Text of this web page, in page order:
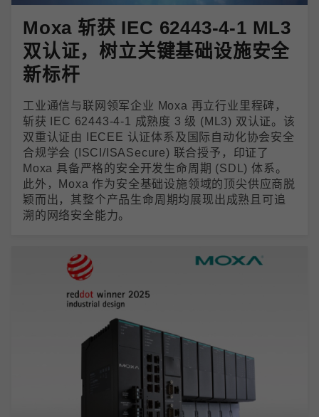
Moxa 斩获 IEC 62443-4-1 ML3
双认证，树立关键基础设施安全
新标杆
工业通信与联网领军企业 Moxa 再立行业里程碑，
斩获 IEC 62443-4-1 成熟度 3 级 (ML3) 双认证。该
双重认证由 IECEE 认证体系及国际自动化协会安全
合规学会 (ISCI/ISASecure) 联合授予，印证了
Moxa 具备严格的安全开发生命周期 (SDL) 体系。
此外，Moxa 作为安全基础设施领域的顶尖供应商脱
颖而出，其整个产品生命周期均展现出成熟且可追
溯的网络安全能力。